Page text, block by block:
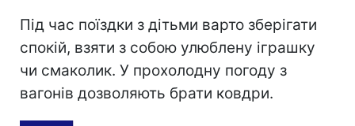
Під час поїздки з дітьми варто зберігати
спокій, взяти з собою улюблену іграшку
чи смаколик. У прохолодну погоду з
вагонів дозволяють брати ковдри.